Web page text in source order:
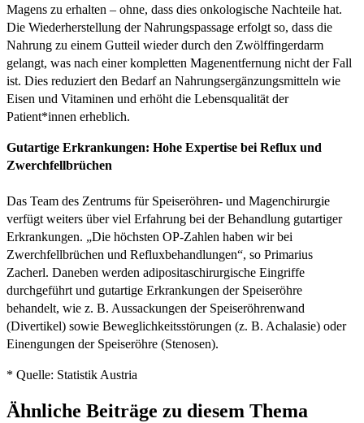
Magens zu erhalten – ohne, dass dies onkologische Nachteile hat.
Die Wiederherstellung der Nahrungspassage erfolgt so, dass die
Nahrung zu einem Gutteil wieder durch den Zwölffingerdarm
gelangt, was nach einer kompletten Magenentfernung nicht der Fall
ist. Dies reduziert den Bedarf an Nahrungsergänzungsmitteln wie
Eisen und Vitaminen und erhöht die Lebensqualität der
Patient*innen erheblich.
Gutartige Erkrankungen: Hohe Expertise bei Reflux und
Zwerchfellbrüchen
Das Team des Zentrums für Speiseröhren- und Magenchirurgie
verfügt weiters über viel Erfahrung bei der Behandlung gutartiger
Erkrankungen. „Die höchsten OP-Zahlen haben wir bei
Zwerchfellbrüchen und Refluxbehandlungen“, so Primarius
Zacherl. Daneben werden adipositaschirurgische Eingriffe
durchgeführt und gutartige Erkrankungen der Speiseröhre
behandelt, wie z. B. Aussackungen der Speiseröhrenwand
(Divertikel) sowie Beweglichkeitsstörungen (z. B. Achalasie) oder
Einengungen der Speiseröhre (Stenosen).
* Quelle: Statistik Austria
Ähnliche Beiträge zu diesem Thema